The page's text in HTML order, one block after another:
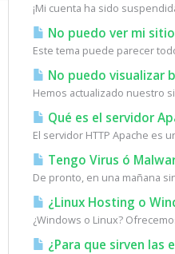
¡Mi cuenta ha sido
No puedo ver mi
Este tema puede parecer
No puedo visualizar
Hemos actualizado nuestro
Qué es el servidor
El servidor HTTP Apache es
Tengo Virus ó
De pronto, en una mañana
¿Linux Hosting o
¿Windows o Linux?
¿Para que sirven las